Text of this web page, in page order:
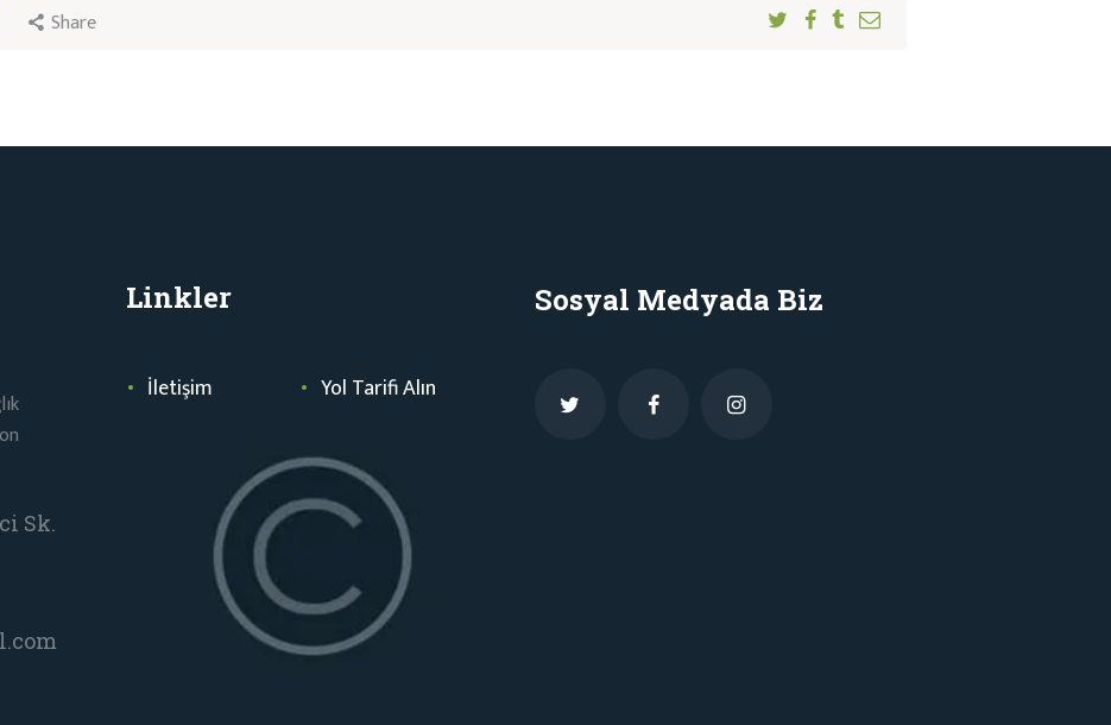
Share
Sk.
Linkler
İletişim Yol Tarifi Alın
Sosyal Medyada Biz